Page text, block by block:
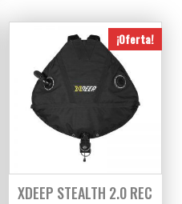
¡Oferta!
XDEEP STEALTH 2.0 REC